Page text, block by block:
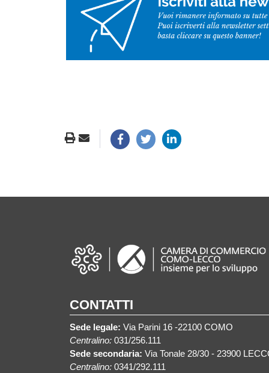
CONTATTI
Sede legale: Via Parini 16 -22100 COMO
Centralino: 031/256.111
Sede secondaria: Via Tonale 28/30 - 23900
Centralino: 0341/292.111